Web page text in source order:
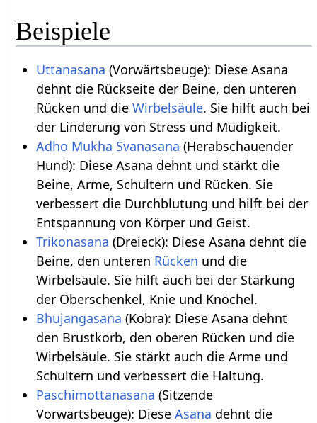
Beispiele
Uttanasana (Vorwärtsbeuge): Diese Asana
dehnt die Rückseite der Beine, den unteren
Rücken und die Wirbelsäule. Sie hilft auch bei
der Linderung von Stress und Müdigkeit.
Adho Mukha Svanasana (Herabschauender
Hund): Diese Asana dehnt und stärkt die
Beine, Arme, Schultern und Rücken. Sie
verbessert die Durchblutung und hilft bei der
Entspannung von Körper und Geist.
Trikonasana (Dreieck): Diese Asana dehnt die
Beine, den unteren Rücken und die
Wirbelsäule. Sie hilft auch bei der Stärkung
der Oberschenkel, Knie und Knöchel.
Bhujangasana (Kobra): Diese Asana dehnt
den Brustkorb, den oberen Rücken und die
Wirbelsäule. Sie stärkt auch die Arme und
Schultern und verbessert die Haltung.
Paschimottanasana (Sitzende
Vorwärtsbeuge): Diese Asana dehnt die